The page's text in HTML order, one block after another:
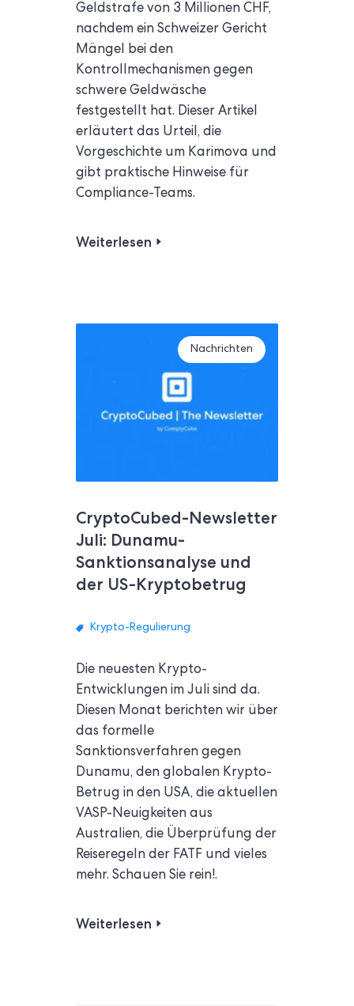
Geldstrafe von 3 Millionen CHF,
nachdem ein Schweizer Gericht
Mängel bei den
Kontrollmechanismen gegen
schwere Geldwäsche
festgestellt hat. Dieser Artikel
erläutert das Urteil, die
Vorgeschichte um Karimova und
gibt praktische Hinweise für
Compliance-Teams.
Weiterlesen
Nachrichten
CryptoCubed-Newsletter
Juli: Dunamu-
Sanktionsanalyse und
der US-Kryptobetrug
Krypto-Regulierung
Die neuesten Krypto-
Entwicklungen im Juli sind da.
Diesen Monat berichten wir über
das formelle
Sanktionsverfahren gegen
Dunamu, den globalen Krypto-
Betrug in den USA, die aktuellen
VASP-Neuigkeiten aus
Australien, die Überprüfung der
Reiseregeln der FATF und vieles
mehr. Schauen Sie rein!.
Weiterlesen